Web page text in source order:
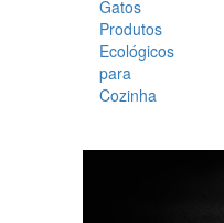
Gatos
Produtos
Ecológicos
para
Cozinha